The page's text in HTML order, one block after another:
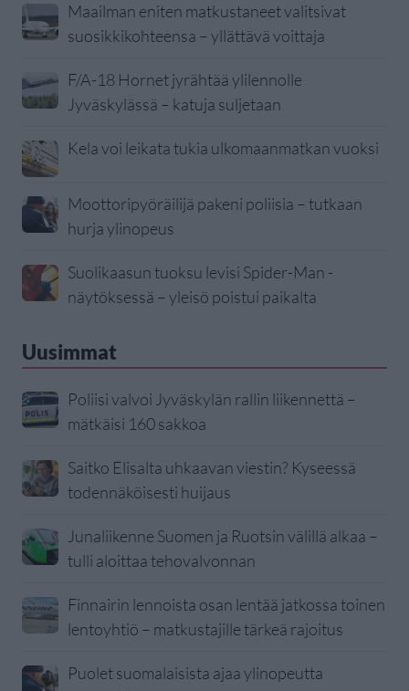
Maailman eniten matkustaneet valitsivat
suosikkikohteensa – yllättävä voittaja
F/A-18 Hornet jyrähtää ylilennolle
Jyväskylässä – katuja suljetaan
Kela voi leikata tukia ulkomaanmatkan vuoksi
Moottoripyöräilijä pakeni poliisia – tutkaan
hurja ylinopeus
Suolikaasun tuoksu levisi Spider-Man -
näytöksessä – yleisö poistui paikalta
Uusimmat
Poliisi valvoi Jyväskylän rallin liikennettä –
mätkäisi 160 sakkoa
Saitko Elisalta uhkaavan viestin? Kyseessä
todennäköisesti huijaus
Junaliikenne Suomen ja Ruotsin välillä alkaa –
tulli aloittaa tehovalvonnan
Finnairin lennoista osan lentää jatkossa toinen
lentoyhtiö – matkustajille tärkeä rajoitus
Puolet suomalaisista ajaa ylinopeutta